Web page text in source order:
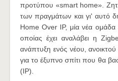
προτύπου «smart home».
των πραγμάτων και γι' αυτό
Home Over IP, μία νέα ομάδα
οποίας έχει αναλάβει η
ανάπτυξη ενός νέου,
για το έξυπνο σπίτι που θα
(IP).